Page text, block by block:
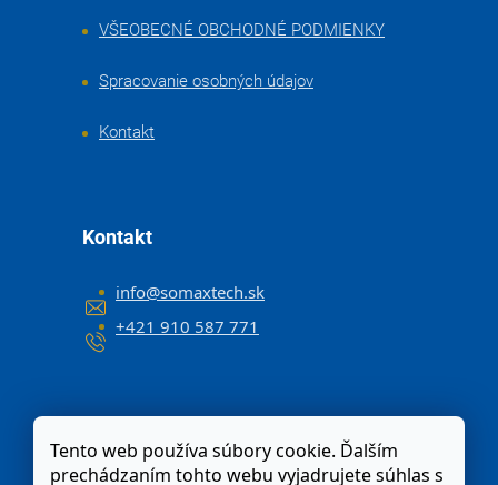
Tento web používa súbory cookie. Ďalším
prechádzaním tohto webu vyjadrujete súhlas s
VŠEOBECNÉ OBCHODNÉ PODMIENKY
Spracovanie osobných údajov
Kontakt
Kontakt
info@somaxtech.sk
+421 910 587 771